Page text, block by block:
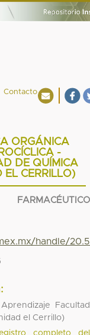
Contacto
ORGÁNICA
-
DE QUÍMICA
EL CERRILLO)
handle/
Facultad
el Cerrillo)
completo del